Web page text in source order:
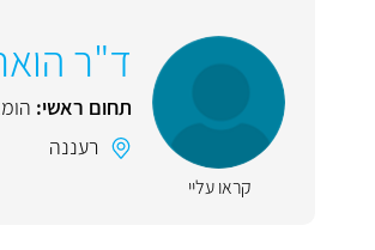
קראו עליי
ד"ר
תחום ראשי:
רעננה